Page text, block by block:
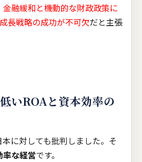
融緩和と機動的な財政政策に
長戦略の成功が不可欠だと主張
いROAと資本効率の
に対しても批判しました。そ
率な経営です。